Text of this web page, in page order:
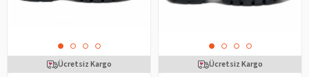
Ücretsiz Kargo Ücretsiz Kargo